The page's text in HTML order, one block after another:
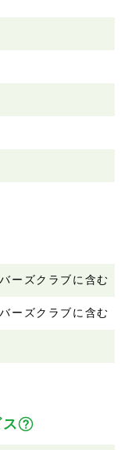
ーズクラブに含む
ーズクラブに含む
ス